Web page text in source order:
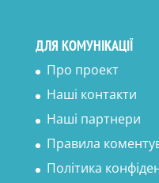
ДЛЯ КОМУНІКАЦІЇ
Про проект
Наші контакти
Наші партнери
Правила
Політика